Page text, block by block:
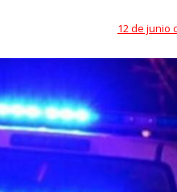
12 de junio